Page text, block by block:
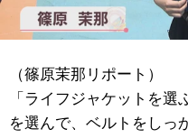
（篠原茉那リポート）
「ライフジャケットを
を選んで、ベルトをしっ